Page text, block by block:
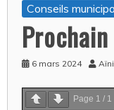
Conseils
6 mars 2024
Page 1 / 1